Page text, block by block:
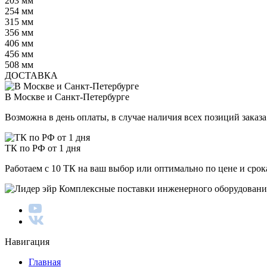
254 мм
315 мм
356 мм
406 мм
456 мм
508 мм
ДОСТАВКА
В Москве и Санкт-Петербурге
Возможна в день оплаты, в случае наличия всех позиций заказа
ТК по РФ от 1 дня
Работаем с 10 ТК на ваш выбор или оптимально по цене и
Комплексные поставки инженерного
Навигация
Главная